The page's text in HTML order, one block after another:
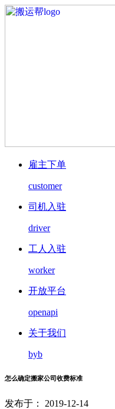
雇主下单
customer
司机入驻
driver
工人入驻
worker
开放平台
openapi
关于我们
byb
怎么确定搬家公司收费标准
发布于： 2019-12-14